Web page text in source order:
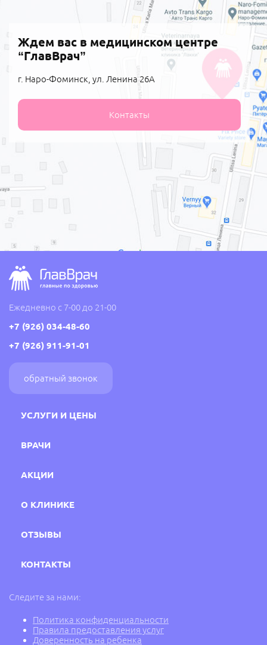
Ждем вас в медицинском центре
“ГлавВрач”
г. Наро-Фоминск, ул. Ленина 26А
Контакты
Ежедневно с 7-00 до 21-00
+7 (926) 034-48-60
+7 (926) 911-91-01
обратный звонок
УСЛУГИ И ЦЕНЫ
ВРАЧИ
АКЦИИ
О КЛИНИКЕ
ОТЗЫВЫ
КОНТАКТЫ
Следите за нами:
Политика конфиденциальности
Правила предоставления услуг
Доверенность на ребенка